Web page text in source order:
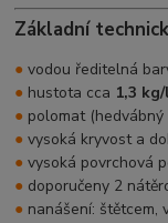
Základní
● vodou ředitelná
● hustota cca 1,3
● polomat (hedvábný
● vysoká kryvost a
● vysoká povrchová
● doporučeny 2
● nanášení: štětcem,